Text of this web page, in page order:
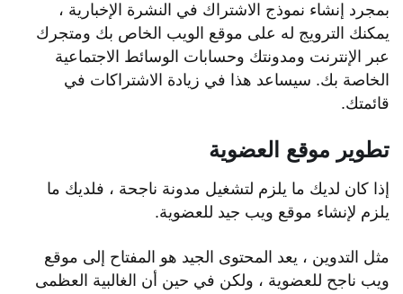
بمجرد إنشاء نموذج الاشتراك في النشرة الإخبارية ،
يمكنك الترويج له على موقع الويب الخاص بك ومتجرك
عبر الإنترنت ومدونتك وحسابات الوسائط الاجتماعية
الخاصة بك. سيساعد هذا في زيادة الاشتراكات في
قائمتك.
تطوير موقع العضوية
إذا كان لديك ما يلزم لتشغيل مدونة ناجحة ، فلديك ما
يلزم لإنشاء موقع ويب جيد للعضوية.
مثل التدوين ، يعد المحتوى الجيد هو المفتاح إلى موقع
ويب ناجح للعضوية ، ولكن في حين أن الغالبية العظمى